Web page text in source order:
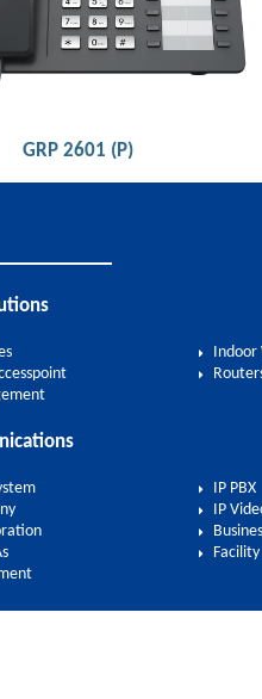
GRP 2601 (P)
Detail
Indoor
IP PBX
IP